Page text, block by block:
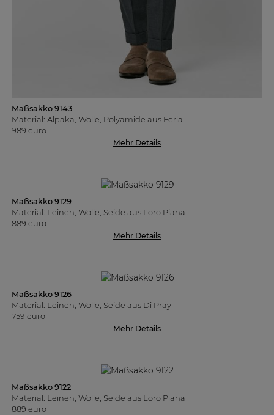
Maßsakko 9143
Material: Alpaka, Wolle, Polyamide aus Ferla
989 euro
Mehr Details
Maßsakko 9129
Material: Leinen, Wolle, Seide aus Loro Piana
889 euro
Mehr Details
Maßsakko 9126
Material: Leinen, Wolle, Seide aus Di Pray
759 euro
Mehr Details
Maßsakko 9122
Material: Leinen, Wolle, Seide aus Loro Piana
889 euro